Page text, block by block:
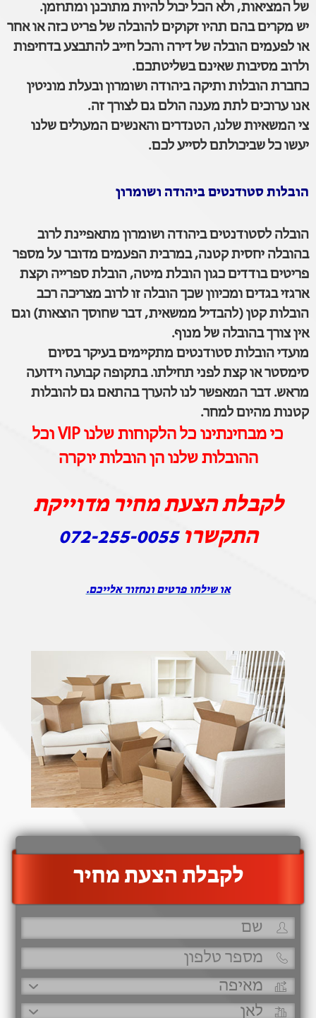
של המציאות, ולא הכל יכול להיות מתוכנן ומתוזמן.
יש מקרים בהם תהיו זקוקים להובלה של פריט כזה או אחר
או לפעמים הובלה של דירה והכל חייב להתבצע בדחיפות
ולרוב מסיבות שאינם בשליטתכם.
כחברת הובלות ותיקה ביהודה ושומרון ובעלת מוניטין
אנו ערוכים לתת מענה הולם גם לצורך זה.
צי המשאיות שלנו, הטנדרים והאנשים המעולים שלנו
יעשו כל שביכולתם לסייע לכם.
הובלות סטודנטים ביהודה ושומרון
הובלה לסטודנטים ביהודה ושומרון מתאפיינת לרוב
בהובלה יחסית קטנה, במרבית הפעמים מדובר על מספר
פריטים בודדים כגון הובלת מיטה, הובלת ספרייה וקצת
ארגזי בגדים ומכיוון שכך הובלה זו לרוב מצריכה רכב
הובלות קטן (להבדיל ממשאית, דבר שחוסך הוצאות) וגם
אין צורך בהובלה של מנוף.
מועדי הובלות סטודנטים מתקיימים בעיקר בסיום
סימסטר או קצת לפני תחילתו. בתקופה קבועה וידועה
מראש. דבר המאפשר לנו להערך בהתאם גם להובלות
קטנות מהיום למחר.
כי מבחינתינו כל הלקוחות שלנו VIP וכל
ההובלות שלנו הן הובלות יוקרה
לקבלת הצעת מחיר מדוייקת
התקשרו072-255-0055
או שילחו פרטים ונחזור אלייכם.
‫לקבלת הצעת מחיר